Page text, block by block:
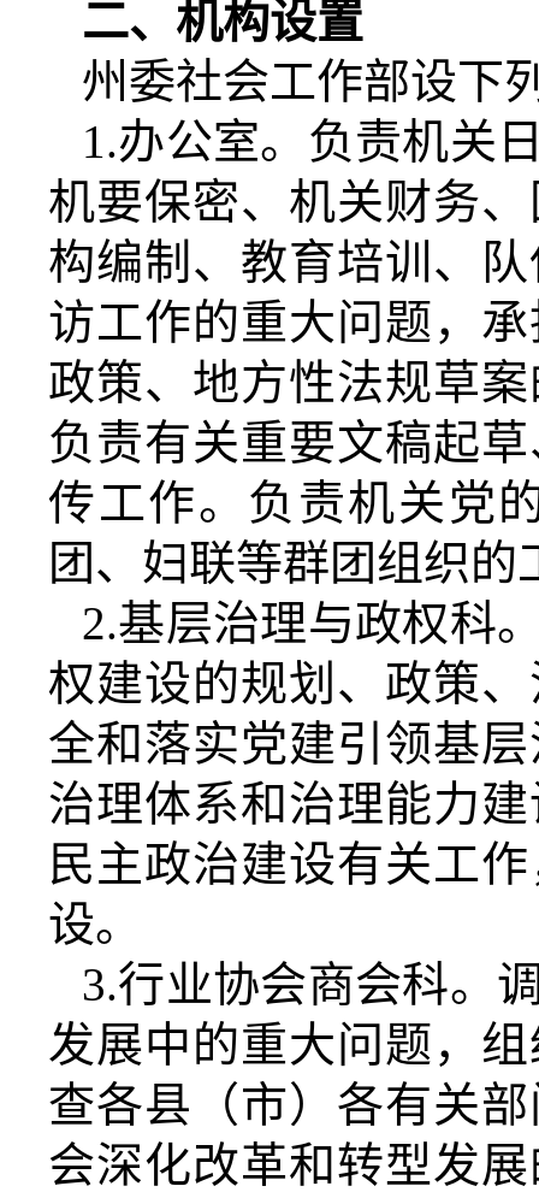
二、机构设置
州 委社会工作部设下
1.办公室。负责机关
机要保密、机关财务
构编制、教育培训、
访工作的重大问题，
政策、地方性法规草
负责有关重要文稿起
传工作。负责机关党
团、妇联等群团组织的
2.基层治理与政权科
权建设的规划、政策
全和落实党建引领基
治理体系和治理能力
民主政治建设有关工
设。
3.行业协会商会科。
发展中的重大问题，
查各县（市）各有关
会深化改革和转型发